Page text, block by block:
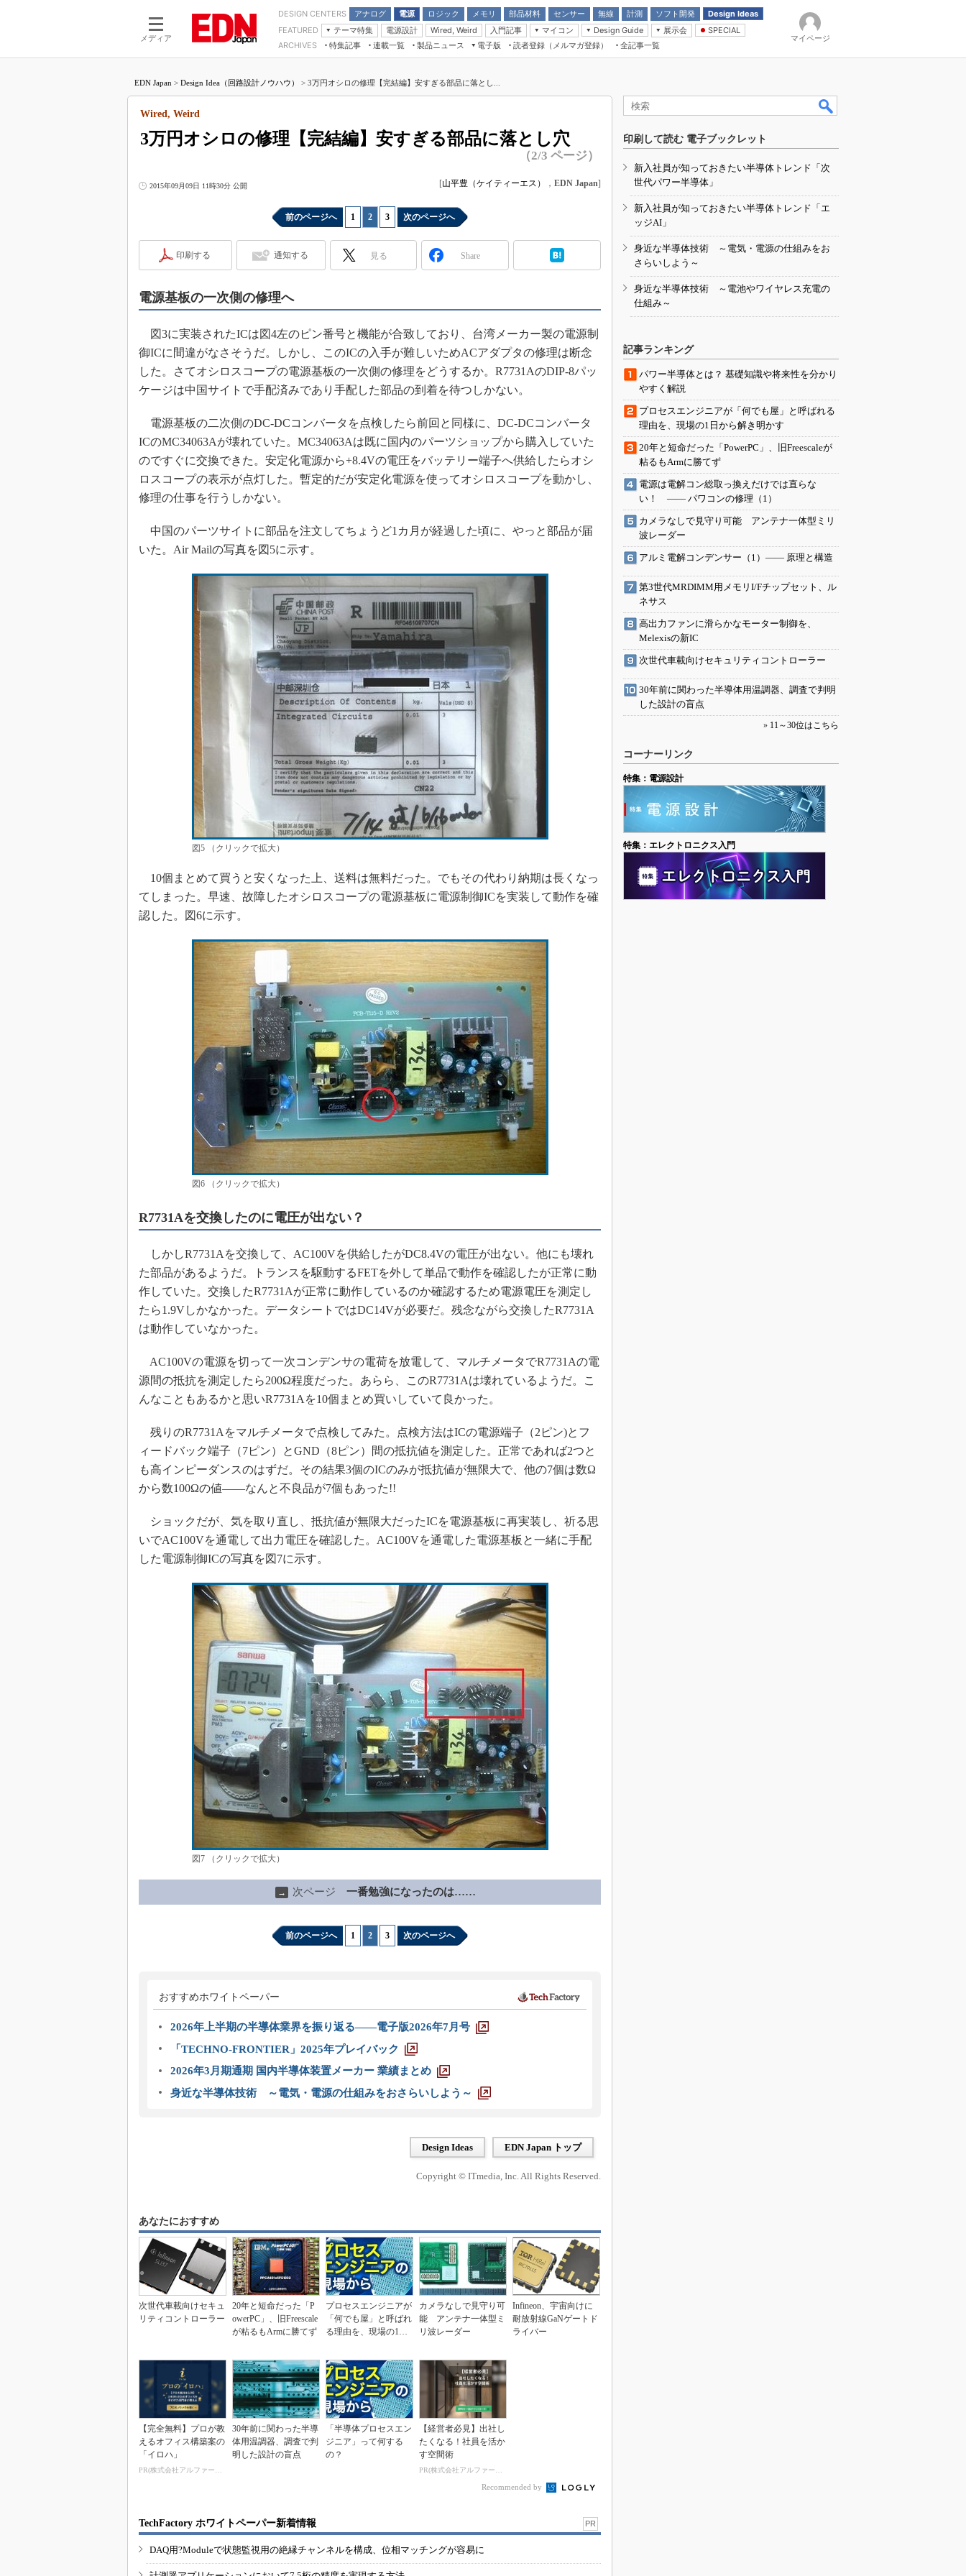
メディア
DESIGN CENTERS アナログ
電源
モーター
ロジック
LSI
メモリ
部品材料
受動部品
センサー 無線 計測 ソフト開発
Design Ideas
アナログ機能回路
計測とテスト
Wired, Weird
FEATURED
テーマ特集
つながるクルマ
エレクトロニクス入門
医療エレ（EE Times Japan）
電源設計 Wired, Weird
入門記事
モーター入門
マイコン
マイコン講座
Design Guide
計測機器
展示会
CEATEC
組込み/エッジコンピューティング展
人とくるま展
AUTOMOTIVE WORLD
SPECIAL
Microchip情報
ARCHIVES 特集記事
連載一覧
マイクロプロセッサ懐古録
たった2つの式で始めるDC/DCコン
バーターの設計
マイコン講座
Q&Aで学ぶマイコン講座
高速シリアル伝送技術講座
アナログ設計のきほん／ADCとノイ
めざせ高効率！ モーター駆動入門講
座
Bluetooth mesh入門
「SPICEの仕組みとその活用設計」
計測器メーカーから見た5G
USB Type-Cの登場で評価試験はど
う変わる？
IoT時代の無線規格を知る【Thread
編】
編】
製品ニュース
電子版
電子ブックレット
読者登録（メルマガ登録） 全記事一覧
マイページ
EDN Japan > Design Idea（回路設計ノウハウ） > 3万円オシロの修理【完結編】安すぎる部品に落とし...
3万円オシロの修理【完結編】安すぎる部品に落とし穴
Wired, Weird
（2/3 ページ）
2015年09月09日 11時30分 公開 [山平豊（ケイティーエス） ， EDN Japan]
前のページへ 1 2 3 次のページへ
印刷する 通知する 見る Share
電源基板の一次側の修理へ
図3に実装されたICは図4左のピン番号と機能が合致しており、台湾メーカー製の電源制
御ICに間違がなさそうだ。しかし、このICの入手が難しいためACアダプタの修理は断念
した。さてオシロスコープの電源基板の一次側の修理をどうするか。R7731AのDIP-8パッ
ケージは中国サイトで手配済みであり手配した部品の到着を待つしかない。
電源基板の二次側のDC-DCコンバータを点検したら前回と同様に、DC-DCコンバータ
ICのMC34063Aが壊れていた。MC34063Aは既に国内のパーツショップから購入していた
のですぐに交換できた。安定化電源から+8.4Vの電圧をバッテリー端子へ供給したらオシ
ロスコープの表示が点灯した。暫定的だが安定化電源を使ってオシロスコープを動かし、
修理の仕事を行うしかない。
中国のパーツサイトに部品を注文してちょうど1カ月が経過した頃に、やっと部品が届
いた。Air Mailの写真を図5に示す。
図5 （クリックで拡大）
10個まとめて買うと安くなった上、送料は無料だった。でもその代わり納期は長くなっ
てしまった。早速、故障したオシロスコープの電源基板に電源制御ICを実装して動作を確
認した。図6に示す。
図6 （クリックで拡大）
R7731Aを交換したのに電圧が出ない？
しかしR7731Aを交換して、AC100Vを供給したがDC8.4Vの電圧が出ない。他にも壊れ
た部品があるようだ。トランスを駆動するFETを外して単品で動作を確認したが正常に動
作していた。交換したR7731Aが正常に動作しているのか確認するため電源電圧を測定し
たら1.9Vしかなかった。データシートではDC14Vが必要だ。残念ながら交換したR7731A
は動作していなかった。
AC100Vの電源を切って一次コンデンサの電荷を放電して、マルチメータでR7731Aの電
源間の抵抗を測定したら200Ω程度だった。あらら、このR7731Aは壊れているようだ。こ
んなこともあるかと思いR7731Aを10個まとめ買いしていて良かった。
残りのR7731Aをマルチメータで点検してみた。点検方法はICの電源端子（2ピン)とフ
ィードバック端子（7ピン）とGND（8ピン）間の抵抗値を測定した。正常であれば2つと
も高インピーダンスのはずだ。その結果3個のICのみが抵抗値が無限大で、他の7個は数Ω
から数100Ωの値――なんと不良品が7個もあった!!
ショックだが、気を取り直し、抵抗値が無限大だったICを電源基板に再実装し、祈る思
いでAC100Vを通電して出力電圧を確認した。AC100Vを通電した電源基板と一緒に手配
した電源制御ICの写真を図7に示す。
図7 （クリックで拡大）
→ 次ページ 一番勉強になったのは……
前のページへ 1 2 3 次のページへ
おすすめホワイトペーパー
2026年上半期の半導体業界を振り返る――電子版2026年7月号
「TECHNO-FRONTIER」2025年プレイバック
2026年3月期通期 国内半導体装置メーカー 業績まとめ
身近な半導体技術 ～電気・電源の仕組みをおさらいしよう～
Design Ideas EDN Japan トップ
Copyright © ITmedia, Inc. All Rights Reserved.
あなたにおすすめ
次世代車載向けセキュ
リティコントローラー
20年と短命だった「P
owerPC」、旧Freescale
が粘るもArmに勝てず
プロセスエンジニアが
「何でも屋」と呼ばれ
る理由を、現場の1日
カメラなしで見守り可
能 アンテナ一体型ミ
リ波レーダー
Infineon、宇宙向けに
耐放射線GaNゲートド
ライバー
【完全無料】プロが教
えるオフィス構築案の
「イロハ」
PR(株式会社アルファーテクノ)
30年前に関わった半導
体用温調器、調査で判
明した設計の盲点
「半導体プロセスエン
ジニア」って何する
の？
【経営者必見】出社し
たくなる！社員を活か
す空間術
PR(株式会社アルファーテクノ)
Recommended by
TechFactory ホワイトペーパー新着情報 PR
DAQ用?Moduleで状態監視用の絶縁チャンネルを構成、位相マッチングが容易に
印刷して読む 電子ブックレット
新入社員が知っておきたい半導体トレンド「次
世代パワー半導体」
新入社員が知っておきたい半導体トレンド「エ
ッジAI」
身近な半導体技術 ～電気・電源の仕組みをお
さらいしよう～
身近な半導体技術 ～電池やワイヤレス充電の
仕組み～
記事ランキング
パワー半導体とは？ 基礎知識や将来性を分かり
やすく解説
プロセスエンジニアが「何でも屋」と呼ばれる
理由を、現場の1日から解き明かす
20年と短命だった「PowerPC」、旧Freescaleが
粘るもArmに勝てず
電源は電解コン総取っ換えだけでは直らな
い！ ―― パワコンの修理（1）
カメラなしで見守り可能 アンテナ一体型ミリ
波レーダー
アルミ電解コンデンサー（1）―― 原理と構造
第3世代MRDIMM用メモリI/Fチップセット、ル
ネサス
高出力ファンに滑らかなモーター制御を、
Melexisの新IC
次世代車載向けセキュリティコントローラー
30年前に関わった半導体用温調器、調査で判明
した設計の盲点
» 11～30位はこちら
コーナーリンク
特集：電源設計
特集：エレクトロニクス入門